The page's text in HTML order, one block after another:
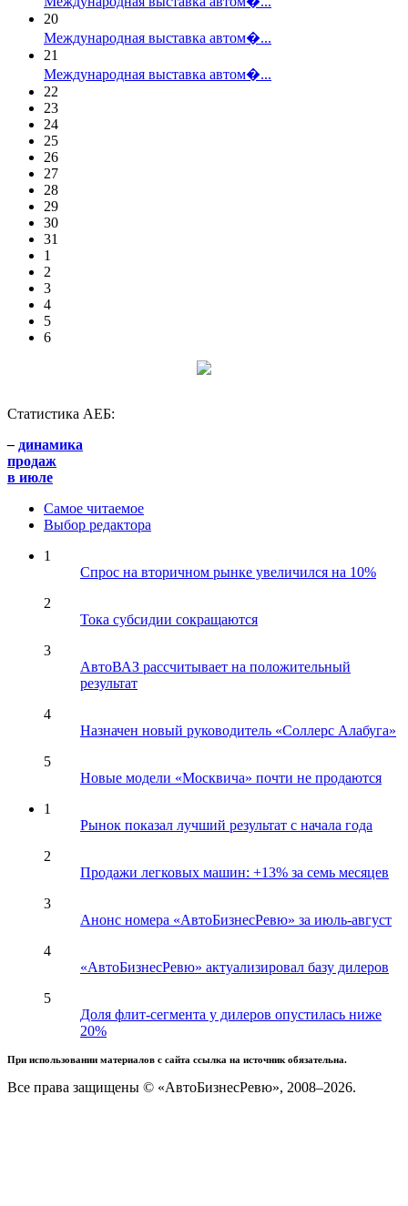
20
Международная выставка автом�...
21
Международная выставка автом�...
22
23
24
25
26
27
28
29
30
31
1
2
3
4
5
6
Статистика АЕБ:
– динамика
продаж
в июле
Самое читаемое
Выбор редактора
1
Спрос на вторичном рынке увеличился на 10%
2
Тока субсидии сокращаются
3
АвтоВАЗ рассчитывает на положительный
результат
4
Назначен новый руководитель «Соллерс Алабуга»
5
Новые модели «Москвича» почти не продаются
1
Рынок показал лучший результат с начала года
2
Продажи легковых машин: +13% за семь месяцев
3
Анонс номера «АвтоБизнесРевю» за июль-август
4
«АвтоБизнесРевю» актуализировал базу дилеров
5
Доля флит-сегмента у дилеров опустилась ниже
20%
При использовании материалов с сайта ссылка на источник обязательна.
Все права защищены © «АвтоБизнесРевю», 2008–2026.